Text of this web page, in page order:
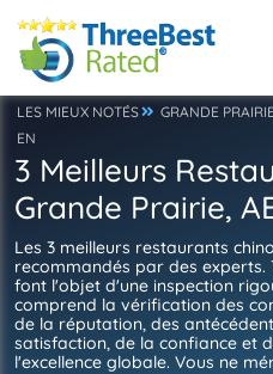
LES MIEUX NOTÉS GRANDE
EN
3 Meilleurs
Grande Prairie,
Les 3 meilleurs restaurants
recommandés par des experts.
font l'objet d'une inspection
comprend la vérification des
de la réputation, des
satisfaction, de la confiance et
l'excellence globale. Vous ne